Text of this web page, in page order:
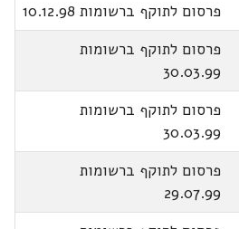
פרסום לתוקף ברשומות 10.12.98
פרסום לתוקף ברשומות
30.03.99
פרסום לתוקף ברשומות
30.03.99
פרסום לתוקף ברשומות
29.07.99